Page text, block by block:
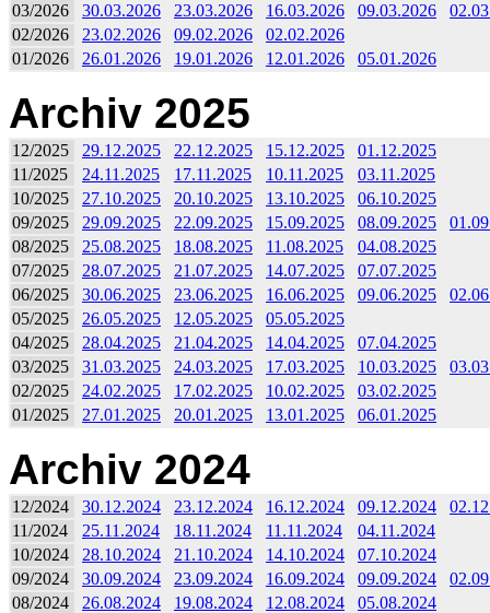
03/2026
30.03.2026 23.03.2026 16.03.2026 09.03.2026
02/2026
23.02.2026 09.02.2026
02.02.2026
01/2026
26.01.2026 19.01.2026 12.01.2026 05.01.2026
Archiv 2025
12/2025 29.12.2025 22.12.2025 15.12.2025
01.12.2025
11/2025
24.11.2025 17.11.2025 10.11.2025
03.11.2025
10/2025
27.10.2025 20.10.2025 13.10.2025
06.10.2025
09/2025
29.09.2025 22.09.2025 15.09.2025 08.09.2025
08/2025
25.08.2025 18.08.2025 11.08.2025
04.08.2025
07/2025
28.07.2025 21.07.2025 14.07.2025
07.07.2025
06/2025
30.06.2025 23.06.2025 16.06.2025 09.06.2025
05/2025
26.05.2025 12.05.2025
05.05.2025
04/2025
28.04.2025 21.04.2025 14.04.2025
07.04.2025
03/2025
31.03.2025 24.03.2025 17.03.2025 10.03.2025
02/2025
24.02.2025 17.02.2025 10.02.2025
03.02.2025
01/2025
27.01.2025 20.01.2025 13.01.2025 06.01.2025
Archiv 2024
12/2024 30.12.2024 23.12.2024 16.12.2024 09.12.2024
11/2024
25.11.2024 18.11.2024 11.11.2024
04.11.2024
10/2024
28.10.2024 21.10.2024 14.10.2024
07.10.2024
09/2024
30.09.2024 23.09.2024 16.09.2024 09.09.2024
08/2024
26.08.2024 19.08.2024 12.08.2024
05.08.2024